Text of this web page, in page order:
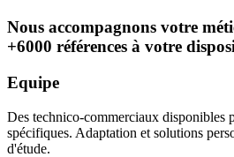
Nous accompagnons votre
+6000 références à votre
Equipe
Des technico-commerciaux disponibles
spécifiques. Adaptation et solutions
d'étude.